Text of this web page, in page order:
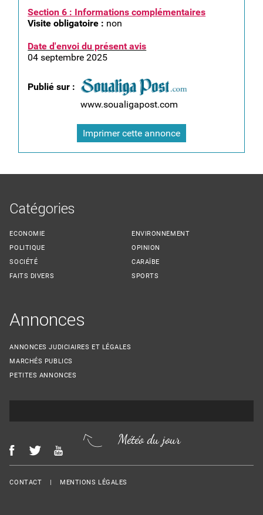
Section 6 : Informations complémentaires
Visite obligatoire : non
Date d'envoi du présent avis
04 septembre 2025
Publié sur :
www.soualigapost.com
Imprimer cette annonce
Catégories
ECONOMIE
POLITIQUE
SOCIÉTÉ
FAITS DIVERS
ENVIRONNEMENT
OPINION
CARAÏBE
SPORTS
Annonces
ANNONCES JUDICIAIRES ET LÉGALES
MARCHÉS PUBLICS
PETITES ANNONCES
Météo du jour
Menu Footer
CONTACT MENTIONS LÉGALES